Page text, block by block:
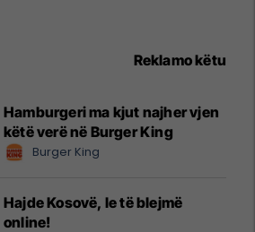
Reklamo këtu
Hamburgeri ma kjut najher vjen
këtë verë në Burger King
Burger King
Hajde Kosovë, le të blejmë
online!